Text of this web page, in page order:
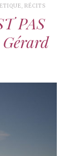
,RÉCITS
PAS